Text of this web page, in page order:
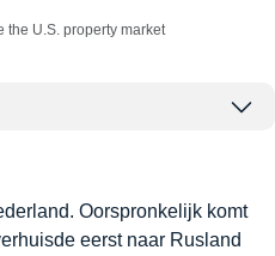
the U.S. property market
Oorspronkelijk komt
eerst naar Rusland